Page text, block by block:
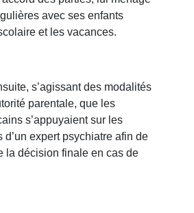
avec ses enfants
et les vacances.
s’agissant des modalités
parentale, que les
s’appuyaient sur les
d’un expert psychiatre afin de
la décision finale en cas de